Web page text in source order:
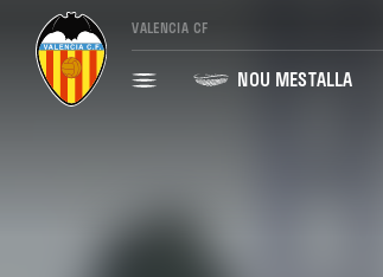
VALENCIA CF
NOU MESTALLA